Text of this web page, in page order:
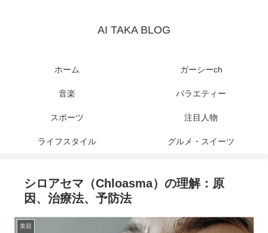
AI TAKA BLOG
ホーム ガーシーch
音楽 バラエティー
スポーツ 注目人物
ライフスタイル グルメ・スイーツ
シロアセマ（Chloasma）の理解：原
因、治療法、予防法
美容